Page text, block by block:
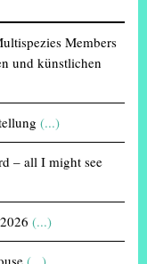
Members
und künstlichen
(...)
– all I might see
(...)
(...)